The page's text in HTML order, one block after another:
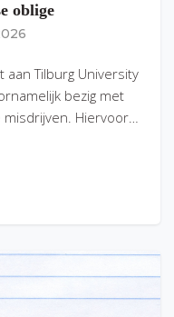
oblige
Tilburg University
bezig met
Hiervoor…